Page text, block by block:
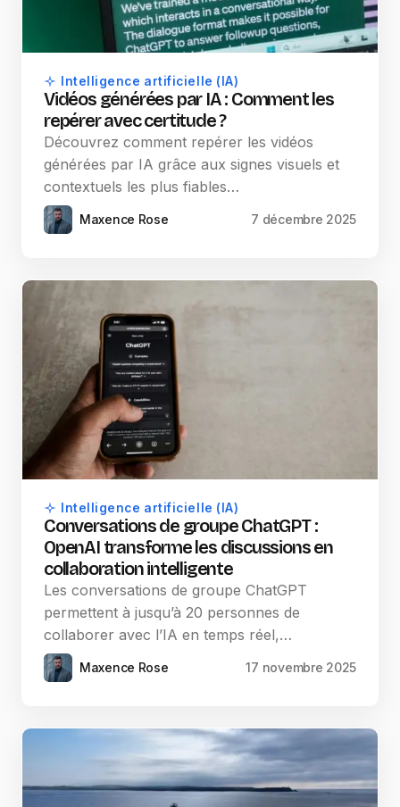
Intelligence artificielle (IA)
Vidéos générées par IA : Comment les
repérer avec certitude ?
Découvrez comment repérer les vidéos
générées par IA grâce aux signes visuels et
contextuels les plus fiables…
Maxence Rose 7 décembre 2025
Intelligence artificielle (IA)
Conversations de groupe ChatGPT :
OpenAI transforme les discussions en
collaboration intelligente
Les conversations de groupe ChatGPT
permettent à jusqu’à 20 personnes de
collaborer avec l’IA en temps réel,…
Maxence Rose 17 novembre 2025